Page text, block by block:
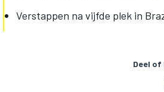
Verstappen na vijfde plek in
Deel